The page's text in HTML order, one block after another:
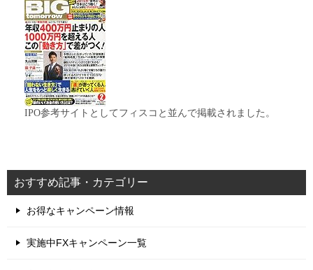
IPO参考サイトとしてフィスコと並んで掲載されました。
おすすめ記事・カテゴリー
お得なキャンペーン情報
実施中FXキャンペーン一覧